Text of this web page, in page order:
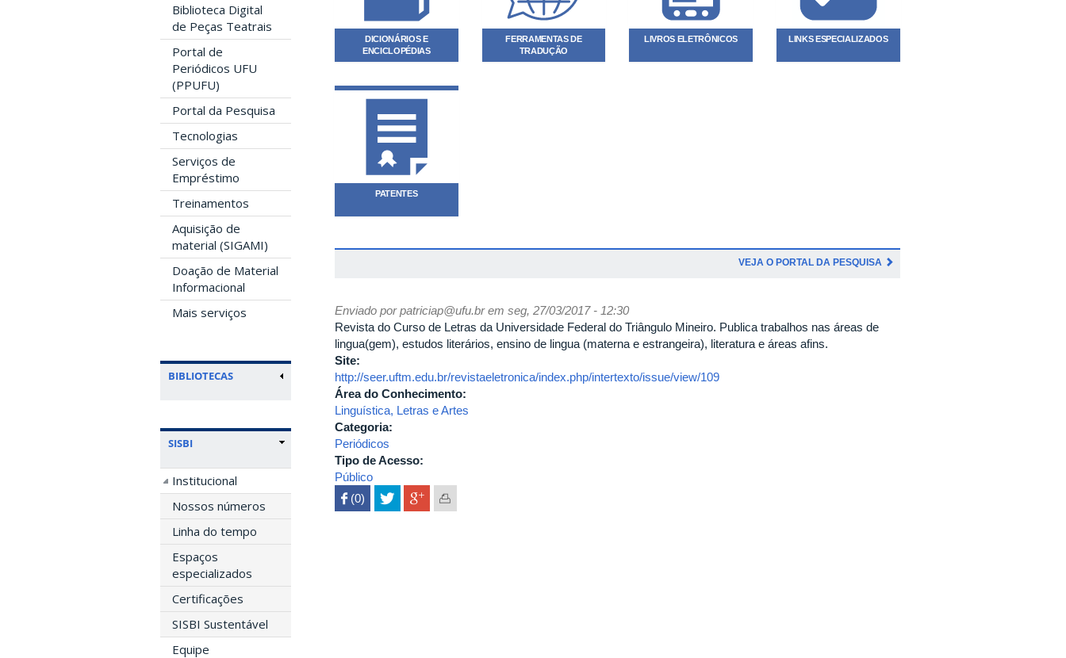
Biblioteca Digital
de Peças Teatrais
Portal de
Periódicos UFU
(PPUFU)
Portal da Pesquisa
Tecnologias
Serviços de
Empréstimo
Treinamentos
Aquisição de
material (SIGAMI)
Doação de Material
Informacional
Mais serviços
BIBLIOTECAS
SISBI
Institucional
Nossos números
Linha do tempo
Espaços
especializados
Certificações
SISBI Sustentável
Equipe
DICIONÁRIOS E
ENCICLOPÉDIAS
FERRAMENTAS DE
TRADUÇÃO
LIVROS ELETRÔNICOS LINKS ESPECIALIZADOS
PATENTES
VEJA O PORTAL DA PESQUISA
Enviado porpatriciap@ufu.brem seg, 27/03/2017 - 12:30
Revista do Curso de Letras da Universidade Federal do Triângulo Mineiro. Publica trabalhos nas áreas de
lingua(gem), estudos literários, ensino de lingua (materna e estrangeira), literatura e áreas afins.
Site:
http://seer.uftm.edu.br/revistaeletronica/index.php/intertexto/issue/view/109
Área do Conhecimento:
Linguística, Letras e Artes
Categoria:
Periódicos
Tipo de Acesso:
Público
 (0)